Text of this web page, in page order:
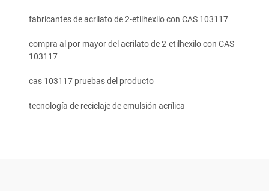
fabricantes de acrilato de 2-etilhexilo con CAS 103117
compra al por mayor del acrilato de 2-etilhexilo con CAS
103117
cas 103117 pruebas del producto
tecnología de reciclaje de emulsión acrílica